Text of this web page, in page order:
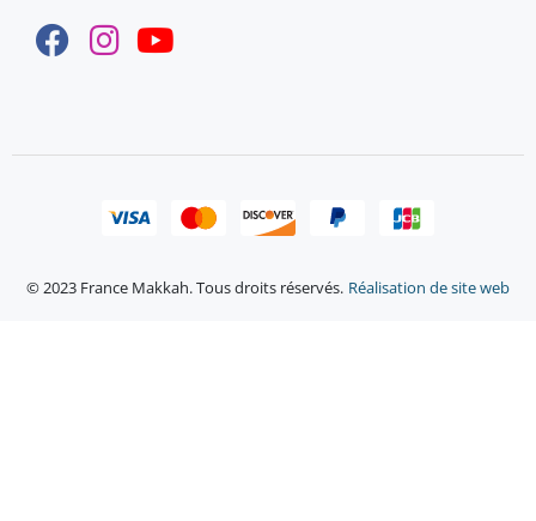
© 2023 France Makkah. Tous droits réservés. Réalisation de site web